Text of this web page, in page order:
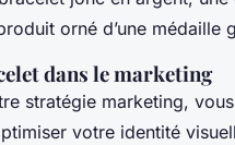
orné d’une
dans le marketing
stratégie marketing,
votre identité